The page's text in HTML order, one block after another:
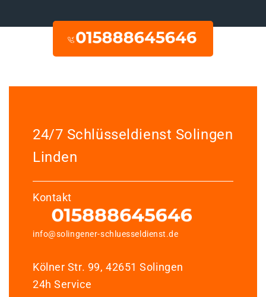
24/7 Schlüsseldienst Solingen
Linden
Kontakt
info@solingener-schluesseldienst.de
Kölner Str. 99, 42651 Solingen
24h Service